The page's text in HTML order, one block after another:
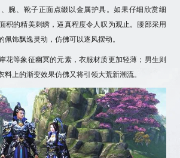
腕、靴子正面点缀以金属护具。如果仔细欣赏细
积的精美刺绣，逼真程度令人叹为观止。腰部采用
佩饰飘逸灵动，仿佛可以逐风摆动。
等象征幽冥的元素，衣服材质更加轻薄；男生则
上的渐变效果仿佛又将引领大荒新潮流。